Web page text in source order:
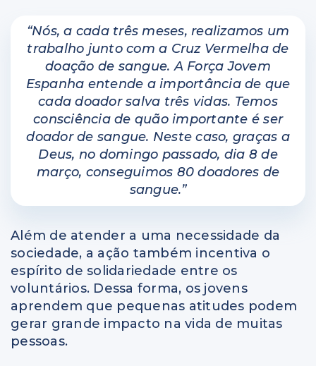
“Nós, a cada três meses, realizamos um
trabalho junto com a Cruz Vermelha de
doação de sangue. A Força Jovem
Espanha entende a importância de que
cada doador salva três vidas. Temos
consciência de quão importante é ser
doador de sangue. Neste caso, graças a
Deus, no domingo passado, dia 8 de
março, conseguimos 80 doadores de
sangue.”
Além de atender a uma necessidade da
sociedade, a ação também incentiva o
espírito de solidariedade entre os
voluntários. Dessa forma, os jovens
aprendem que pequenas atitudes podem
gerar grande impacto na vida de muitas
pessoas.